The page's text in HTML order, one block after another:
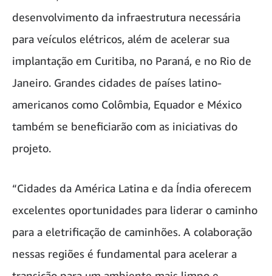
desenvolvimento da infraestrutura necessária
para veículos elétricos, além de acelerar sua
implantação em Curitiba, no Paraná, e no Rio de
Janeiro. Grandes cidades de países latino-
americanos como Colômbia, Equador e México
também se beneficiarão com as iniciativas do
projeto.
“Cidades da América Latina e da Índia oferecem
excelentes oportunidades para liderar o caminho
para a eletrificação de caminhões. A colaboração
nessas regiões é fundamental para acelerar a